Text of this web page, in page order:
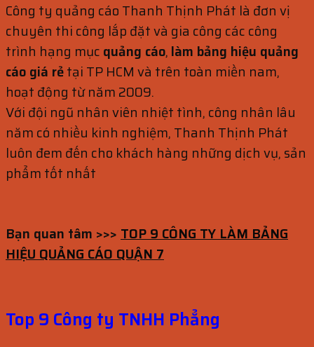
Công ty quảng cáo Thanh Thịnh Phát là đơn vị
chuyên thi công lắp đặt và gia công các công
trình hạng mục quảng cáo, làm bảng hiệu quảng
cáo giá rẻtại TP HCM và trên toàn miền nam,
hoạt động từ năm 2009.
Với đội ngũ nhân viên nhiệt tình, công nhân lâu
năm có nhiều kinh nghiệm, Thanh Thịnh Phát
luôn đem đến cho khách hàng những dịch vụ, sản
phẩm tốt nhất
Bạn quan tâm >>> TOP 9 CÔNG TY LÀM BẢNG
HIỆU QUẢNG CÁO QUẬN 7
Top 9 Công ty TNHH Phẳng